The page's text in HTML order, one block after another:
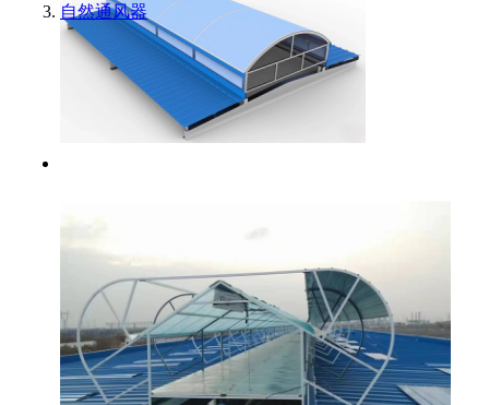
电开启通风气楼
自然通风器